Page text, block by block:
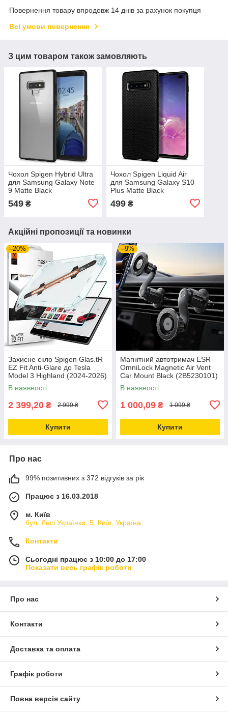
Повернення товару впродовж 14 днів за рахунок покупця
Всі умови повернення
З цим товаром також замовляють
Чохол Spigen Hybrid Ultra
для Samsung Galaxy Note
9 Matte Black
549 ₴
Чохол Spigen Liquid Air
для Samsung Galaxy S10
Plus Matte Black
499₴
Акційні пропозиції та новинки
–20%
Захисне скло Spigen Glas.tR
EZ Fit Anti-Glare до Tesla
Model 3 Highland (2024-2026)
Matte Clear (AGL07152)
В наявності
2 399,20 ₴ 2 999 ₴
Купити
–9%
Магнітний автотримач ESR
OmniLock Magnetic Air Vent
Car Mount Black (2B5230101)
В наявності
1 000,09 ₴ 1 099 ₴
Купити
Про нас
99% позитивних з 372 відгуків за рік
Працює з 16.03.2018
м. Київ
бул. Лесі Українки, 5, Київ, Україна
Контакти
Сьогодні працює з 10:00 до 17:00
Показати весь графік роботи
Про нас
Контакти
Доставка та оплата
Графік роботи
Повна версія сайту